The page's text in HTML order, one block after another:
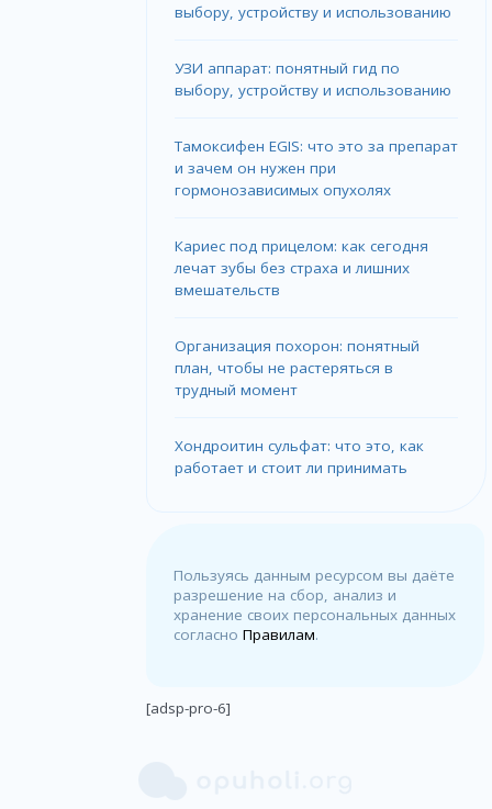
выбору, устройству и использованию
УЗИ аппарат: понятный гид по
выбору, устройству и использованию
Тамоксифен EGIS: что это за препарат
и зачем он нужен при
гормонозависимых опухолях
Кариес под прицелом: как сегодня
лечат зубы без страха и лишних
вмешательств
Организация похорон: понятный
план, чтобы не растеряться в
трудный момент
Хондроитин сульфат: что это, как
работает и стоит ли принимать
Пользуясь данным ресурсом вы даёте
разрешение на сбор, анализ и
хранение своих персональных данных
согласноПравилам.
[adsp-pro-6]